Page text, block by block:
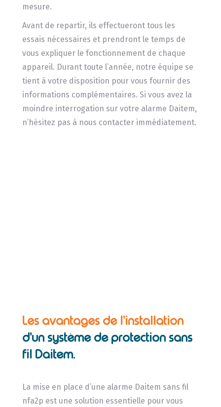
mesure.
Avant de repartir, ils effectueront tous les
essais nécessaires et prendront le temps de
vous expliquer le fonctionnement de chaque
appareil. Durant toute l’année, notre équipe se
tient à votre disposition pour vous fournir des
informations complémentaires. Si vous avez la
moindre interrogation sur votre alarme Daitem,
n’hésitez pas à nous contacter immédiatement.
Les avantages de l’installation
d’un système de protection sans
fil Daitem.
La mise en place d’une alarme Daitem sans fil
nfa2p est une solution essentielle pour vous